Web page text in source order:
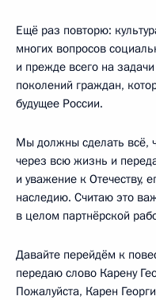
Ещё раз повторю:
многих вопросов
и прежде всего на
поколений граждан,
будущее России.
Мы должны сделать всё,
через всю жизнь и
и уважение к Отечеству,
наследию. Считаю это
в целом партнёрской
Давайте перейдём к
передаю слово Карену
Пожалуйста, Карен